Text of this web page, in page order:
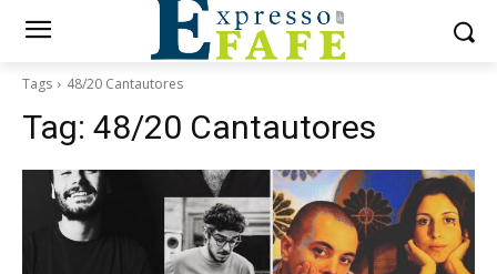
Tags 48/20 Cantautores
Tag: 48/20 Cantautores